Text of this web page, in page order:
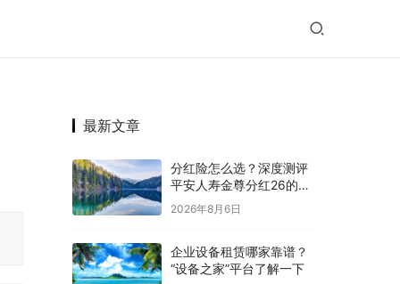
最新文章
分红险怎么选？深度测评
平安人寿金尊分红26的长
期主义
2026年8月6日
企业设备租赁哪家靠谱？
“设备之家”平台了解一下